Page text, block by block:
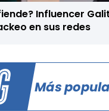
Influencer
en sus redes
Más